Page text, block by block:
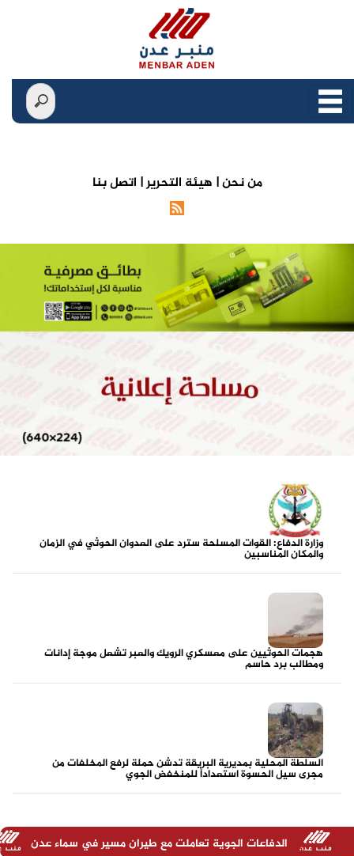
من نحن | هيئة التحرير | اتصل بنا
وزارة الدفاع: القوات المسلحة سترد على العدوان الحوثي في الزمان
والمكان المناسبين
هجمات الحوثيين على معسكري الرويك والعبر تشعل موجة إدانات
ومطالب برد حاسم
السلطة المحلية بمديرية البريقة تدشن حملة لرفع المخلفات من
مجرى سيل الحسوة استعداداً للمنخفض الجوي
الجوية تعاملت مع طيران مسير في سماء عدن تصريح هام